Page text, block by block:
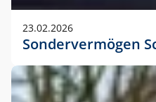
23.02.2026
Sondervermögen